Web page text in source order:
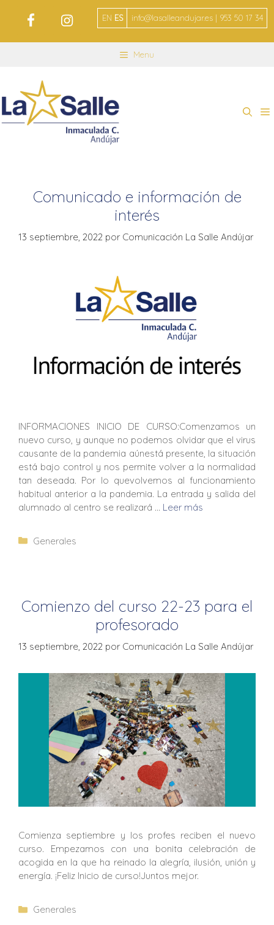
EN ES info@lasalleandujar.es | 953 50 17 34
Menu
Comunicado e información de
interés
13 septiembre, 2022 por Comunicación La Salle Andújar
INFORMACIONES INICIO DE CURSO:Comenzamos un
nuevo curso, y aunque no podemos olvidar que el virus
causante de la pandemia aúnestá presente, la situación
está bajo control y nos permite volver a la normalidad
tan deseada. Por lo quevolvemos al funcionamiento
habitual anterior a la pandemia. La entrada y salida del
alumnado al centro se realizará … Leer más
Generales
Comienzo del curso 22-23 para el
profesorado
13 septiembre, 2022 por Comunicación La Salle Andújar
Comienza septiembre y los profes reciben el nuevo
curso. Empezamos con una bonita celebración de
acogida en la que ha reinado la alegría, ilusión, unión y
energía. ¡Feliz Inicio de curso!Juntos mejor.
Generales